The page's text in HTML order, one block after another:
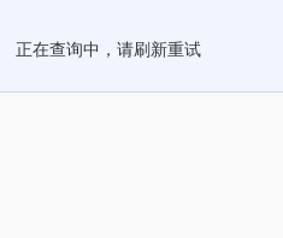
正在查询中，请刷新重试